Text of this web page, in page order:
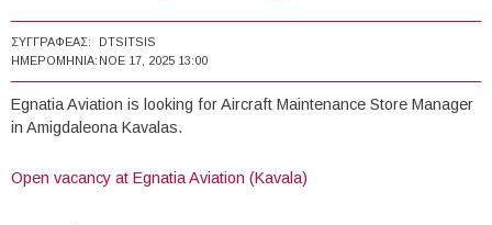
ΣΥΓΓΡΑΦΈΑΣ:
DTSITSIS
ΗΜΕΡΟΜΗΝΊΑ: ΝΟΕ 17, 2025 13:00
Egnatia Aviation is looking for Aircraft Maintenance Store Manager
in Amigdaleona Kavalas.
Open vacancy at Egnatia Aviation (Kavala)